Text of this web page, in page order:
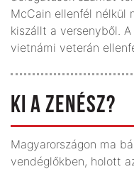
McCain ellenfél nélkül
kiszállt a versenyből.
vietnámi veterán
KI A ZENÉSZ?
Magyarországon ma
vendéglőkben, holott